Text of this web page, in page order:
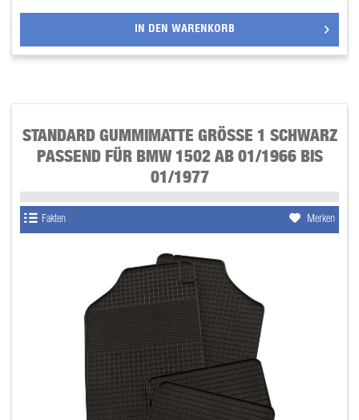
IN DEN WARENKORB
STANDARD GUMMIMATTE GRÖSSE 1 SCHWARZ P
ASSEND FÜR BMW 1502 AB 01/1966 BIS 0
1/1977
Fakten Merken